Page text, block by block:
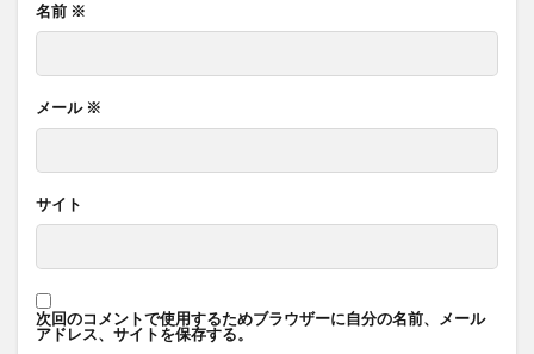
名前 ※
メール ※
サイト
次回のコメントで使用するためブラウザーに自分の名前、メール
アドレス、サイトを保存する。